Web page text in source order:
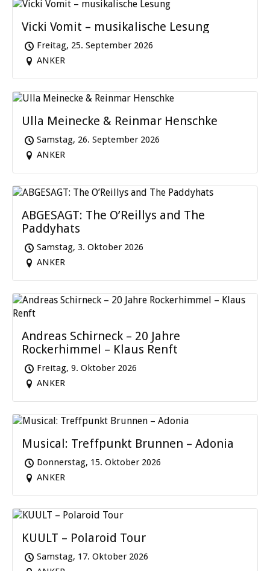
Vicki Vomit – musikalische Lesung
Freitag, 25. September 2026
ANKER
Ulla Meinecke & Reinmar Henschke
Samstag, 26. September 2026
ANKER
ABGESAGT: The O’Reillys and The
Paddyhats
Samstag, 3. Oktober 2026
ANKER
Andreas Schirneck – 20 Jahre
Rockerhimmel – Klaus Renft
Freitag, 9. Oktober 2026
ANKER
Musical: Treffpunkt Brunnen – Adonia
Donnerstag, 15. Oktober 2026
ANKER
KUULT – Polaroid Tour
Samstag, 17. Oktober 2026